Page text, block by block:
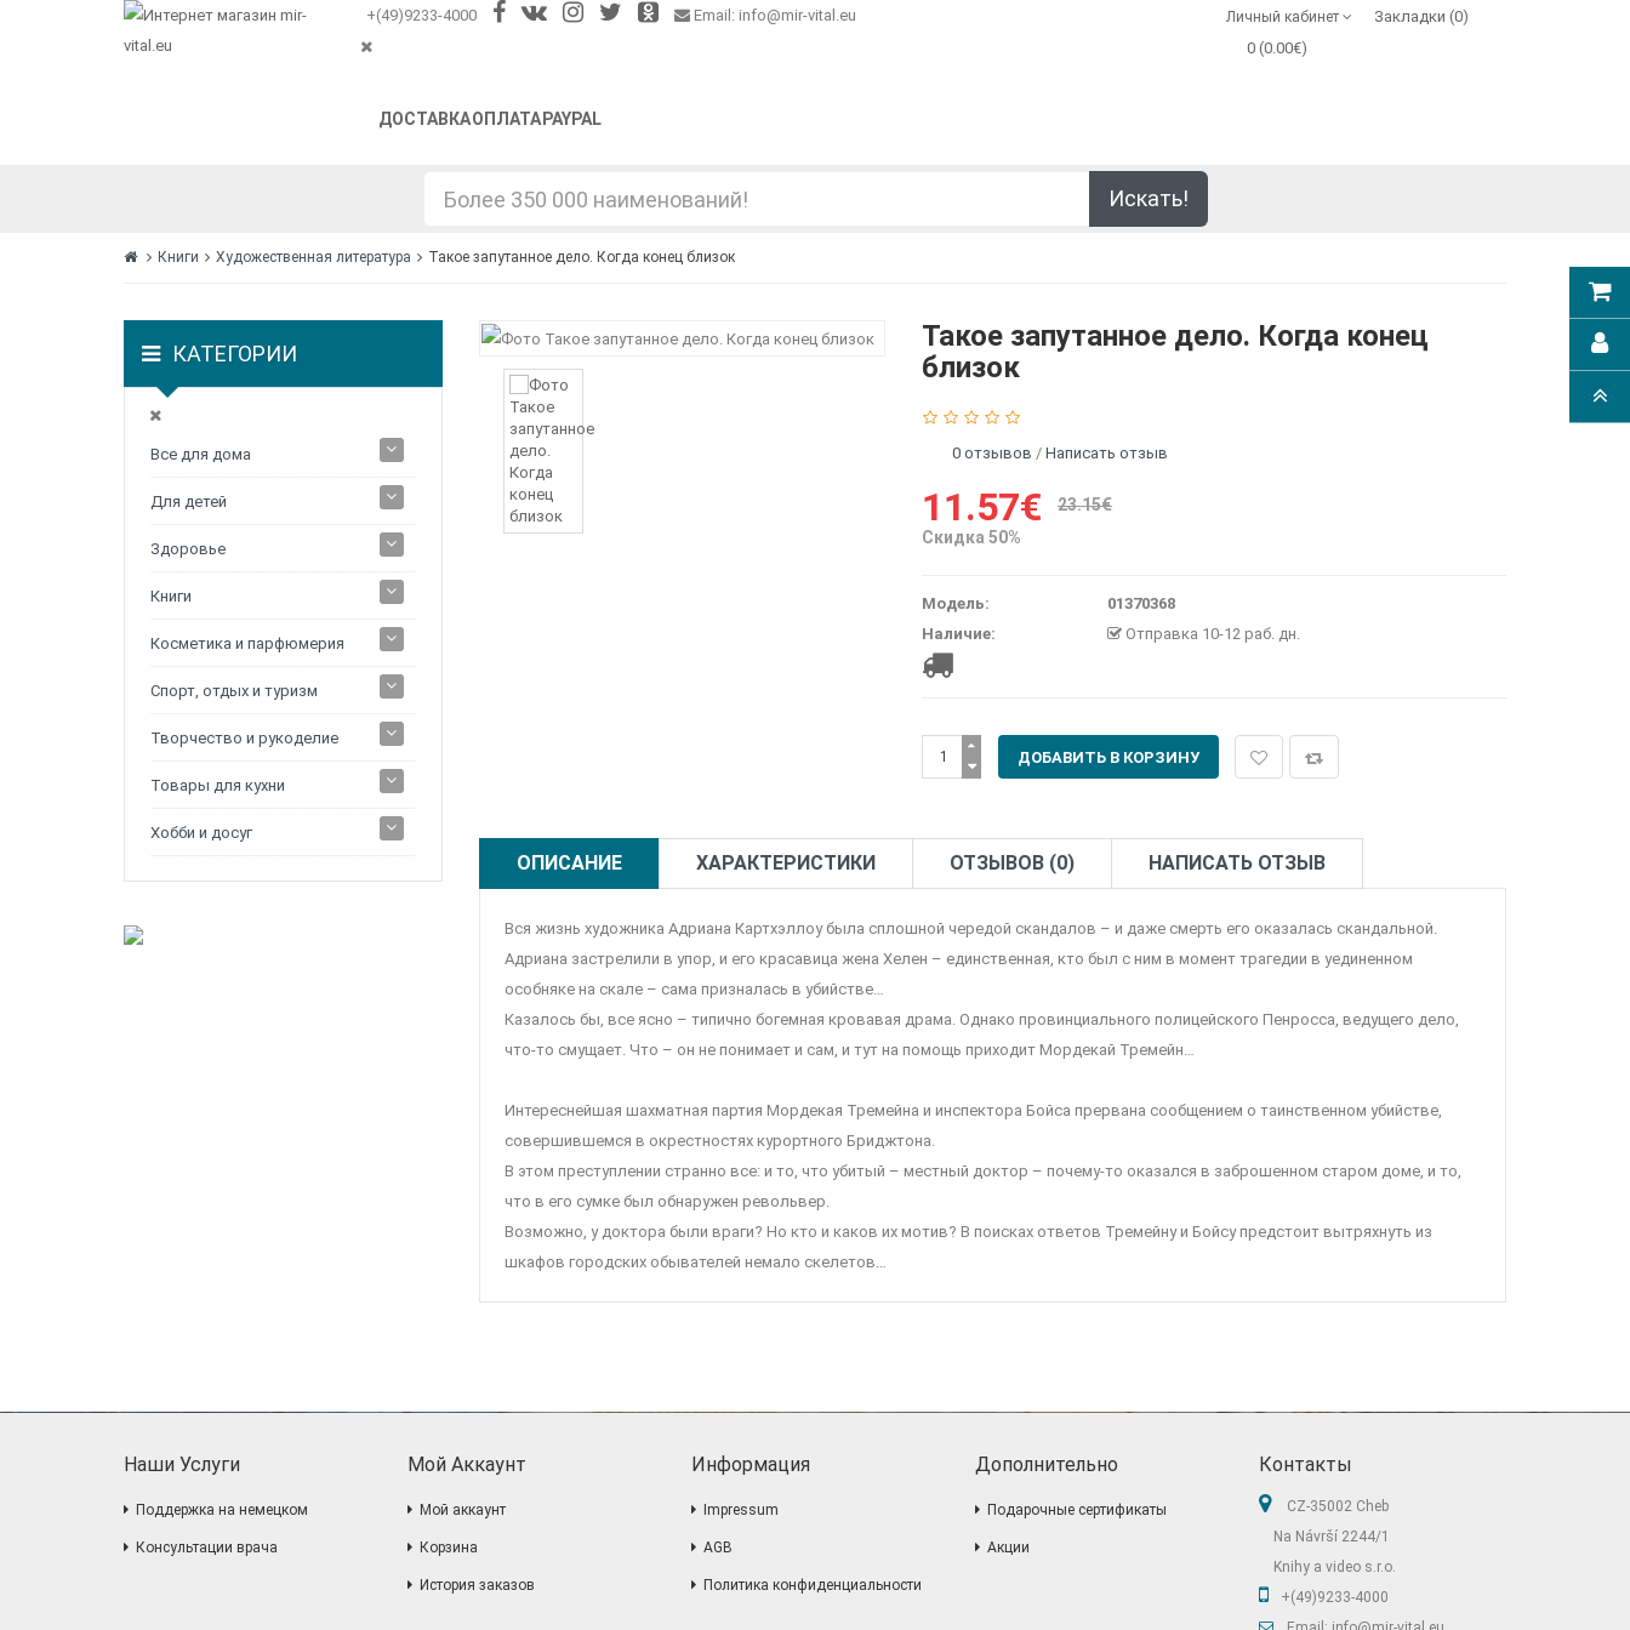
+(49)9233-4000 Email: info@mir-vital.eu Личный кабинет Закладки (0)
ДОСТАВКАОПЛАТА PAYPAL
0 (0.00€)
Искать!
Книги Художественная литература Такое запутанное дело. Когда конец близок
КАТЕГОРИИ
Все для дома
Для детей
Здоровье
Книги
Косметика и парфюмерия
Спорт, отдых и туризм
Творчество и рукоделие
Товары для кухни
Хобби и досуг
Такое запутанное дело. Когда конец
близок
0 отзывов /Написать отзыв
11.57€
23.15€
Скидка 50%
Модель:
01370368
Наличие:
Отправка 10-12 раб. дн.
ОПИСАНИЕ ХАРАКТЕРИСТИКИ ОТЗЫВОВ (0) НАПИСАТЬ ОТЗЫВ
Вся жизнь художника Адриана Картхэллоу была сплошной чередой скандалов – и даже смерть его оказалась скандальной.
Адриана застрелили в упор, и его красавица жена Хелен – единственная, кто был с ним в момент трагедии в уединенном
особняке на скале – сама призналась в убийстве…
Казалось бы, все ясно – типично богемная кровавая драма. Однако провинциального полицейского Пенросса, ведущего дело,
что-то смущает. Что – он не понимает и сам, и тут на помощь приходит Мордекай Тремейн…
Интереснейшая шахматная партия Мордекая Тремейна и инспектора Бойса прервана сообщением о таинственном убийстве,
совершившемся в окрестностях курортного Бриджтона.
В этом преступлении странно все: и то, что убитый – местный доктор – почему-то оказался в заброшенном старом доме, и то,
что в его сумке был обнаружен револьвер.
Возможно, у доктора были враги? Но кто и каков их мотив? В поисках ответов Тремейну и Бойсу предстоит вытряхнуть из
шкафов городских обывателей немало скелетов…
Наши Услуги
Поддержка на немецком
Консультации врача
Мой Аккаунт
Мой аккаунт
Корзина
История заказов
Информация
Impressum
AGB
Политика конфиденциальности
Дополнительно
Подарочные сертификаты
Акции
Контакты
CZ-35002 Cheb
Na Návrší 2244/1
Knihy a video s.r.o.
+(49)9233-4000